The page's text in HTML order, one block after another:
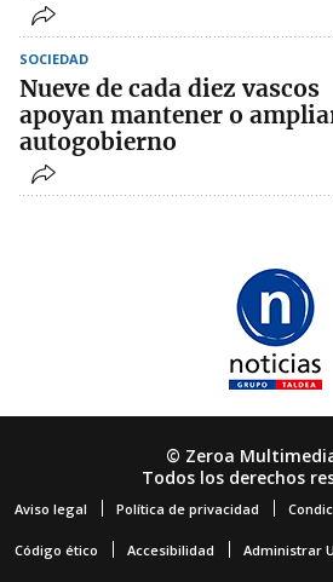
SOCIEDAD
Nueve de cada diez vascos
apoyan mantener o
autogobierno
© Zeroa
Todos los derechos
Aviso legal Política de privacidad
Código ético Accesibilidad Administrar